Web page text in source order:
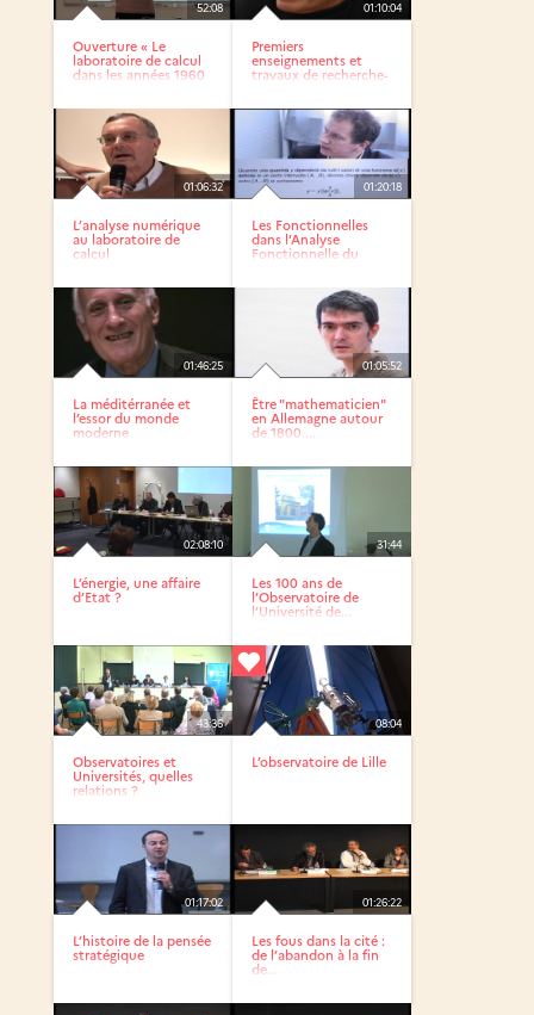
52:08
Ouverture « Le
laboratoire de calcul
dans les années 1960
01:10:04
Premiers
enseignements et
travaux de recherche-
01:06:32
L’analyse numérique
au laboratoire de
calcul
01:20:18
Les Fonctionnelles
dans l’Analyse
Fonctionnelle du
01:46:25
La méditérranée et
l’essor du monde
moderne
01:05:52
Être "mathematicien"
en Allemagne autour
de 1800....
02:08:10
L’énergie, une affaire
d’Etat ?
31:44
Les 100 ans de
l’Observatoire de
l’Université de...
43:36
Observatoires et
Universités, quelles
relations ?
08:04
L’observatoire de Lille
01:17:02
L’histoire de la pensée
stratégique
01:26:22
Les fous dans la cité :
de l’abandon à la fin
de...